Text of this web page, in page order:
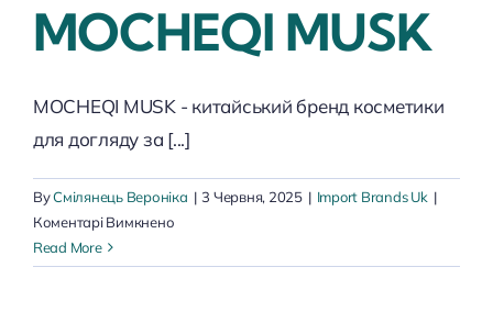
MOCHEQI MUSK
MOCHEQI MUSK - китайський бренд косметики
для догляду за [...]
ByСмілянець Вероніка | 3 Червня, 2025 | Import Brands Uk |
Коментарі Вимкненодо
MUSK
Read More